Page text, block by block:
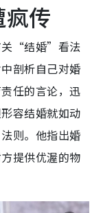
传
关“结婚”看法
剖析自己对婚
任的言论，迅
容结婚就如动
则。他指出婚
提供优渥的物